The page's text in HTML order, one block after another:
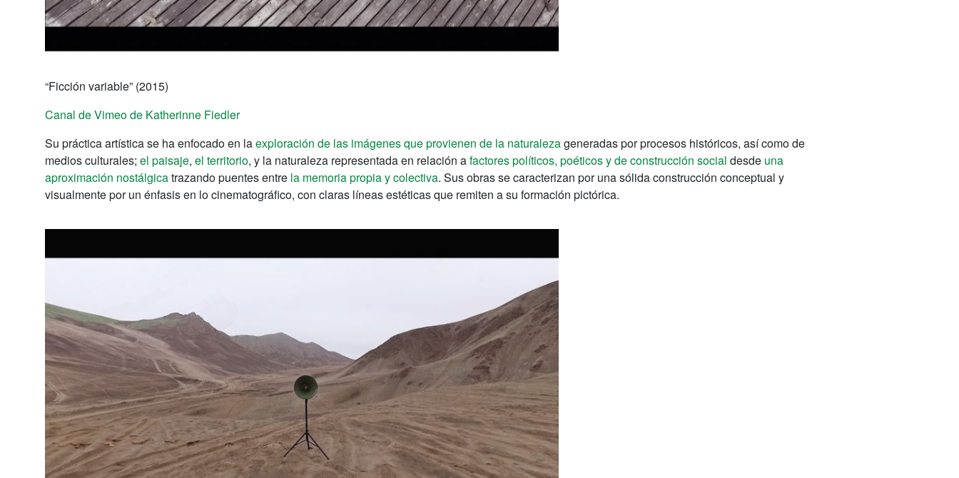
“Ficción variable” (2015)
Canal de Vimeo de Katherinne Fiedler
Su práctica artística se ha enfocado en laexploración de las imágenes que provienen de la naturalezageneradas por procesos históricos, así como de
medios culturales; el paisaje, el territorio, y la naturaleza representada en relación afactores políticos, poéticos y de construcción social desde una
aproximación nostálgicatrazando puentes entre la memoria propia y colectiva. Sus obras se caracterizan por una sólida construcción conceptual y
visualmente por un énfasis en lo cinematográfico, con claras líneas estéticas que remiten a su formación pictórica.